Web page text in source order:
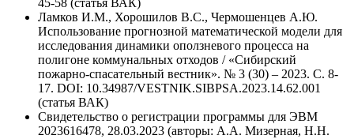
Ламков И.М., Хорошилов В.С., Чермошенцев А.Ю.
Использование прогнозной математической модели для
исследования динамики оползневого процесса на
полигоне коммунальных отходов / «Сибирский
пожарно-спасательный вестник». № 3 (30) – 2023. С. 8-
17. DOI: 10.34987/VESTNIK.SIBPSA.2023.14.62.001
(статья ВАК)
Свидетельство о регистрации программы для ЭВМ
2023616478, 28.03.2023 (авторы: А.А. Мизерная, Н.Н.